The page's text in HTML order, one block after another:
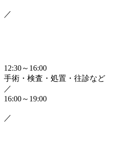
／
12:30～16:00
手術・検査・処置・往診など
／
16:00～19:00
／